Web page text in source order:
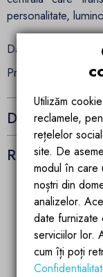
personalitate,
Date tehnice:
Produsul se
Detalii ale
Recenzii (0)
Produsele
sunt
ultimele
calitate si
Utilizăm
reclamele,
rețelelor
site. De
modul în care
noștri din
analizelor.
date furnizate
serviciilor lor.
cum îți poți